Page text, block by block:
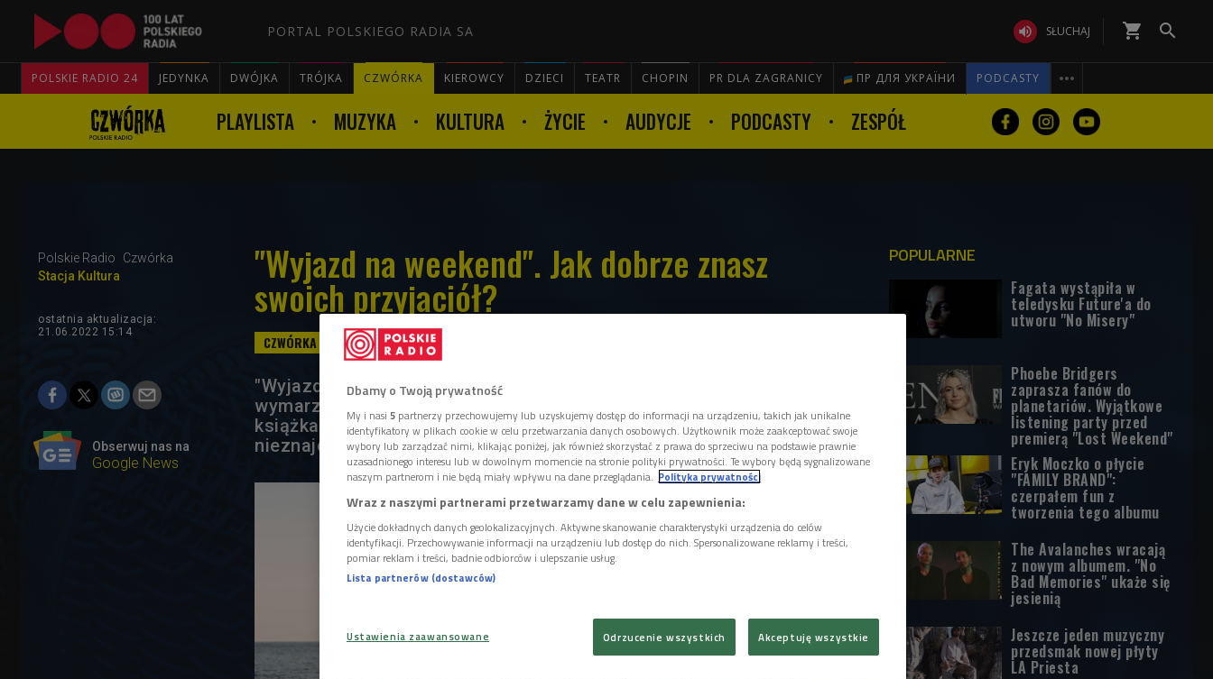
PORTAL POLSKIEGO RADIA SA  SŁUCHAJ shopping_cart 
POLSKIE RADIO 24 JEDYNKA DWÓJKA TRÓJKA CZWÓRKA KIEROWCY DZIECI TEATR CHOPIN PR DLA ZAGRANICY ПР ДЛЯ УКРАЇНИ PODCASTY 

PLAYLISTA MUZYKA KULTURA ŻYCIE AUDYCJE PODCASTY ZESPÓŁ
Polskie Radio
Czwórka
Stacja Kultura
"Wyjazd na weekend". Jak dobrze znasz
swoich przyjaciół?
ostatnia aktualizacja:
21.06.2022 15:14
Obserwuj nas na
Google News
"Wyjazd na weekend" Sarah Alderson to opowieść o
wymarzonej podróży, która zamienia się w koszmar. - To
książka o tym, że bliscy potrafią być dla nas bardzo
nieznajomi - mówiła Kinga Michalska.
POPULARNE
Fagata wystąpiła w
teledysku Future'a do
utworu "No Misery"
Phoebe Bridgers
zaprasza fanów do
planetariów. Wyjątkowe
listening party przed
premierą "Lost Weekend"
Eryk Moczko o płycie
"FAMILY BRAND":
czerpałem fun z
tworzenia tego albumu
The Avalanches wracają
z nowym albumem. "No
Bad Memories" ukaże się
jesienią
Jeszcze jeden muzyczny
przedsmak nowej płyty
LA Priesta
Dbamy o Twoją prywatność
My i nasi 5 partnerzy przechowujemy lub uzyskujemy dostęp do informacji na urządzeniu, takich jak unikalne
identyfikatory w plikach cookie w celu przetwarzania danych osobowych. Użytkownik może zaakceptować swoje
wybory lub zarządzać nimi, klikając poniżej, jak również skorzystać z prawa do sprzeciwu na podstawie prawnie
uzasadnionego interesu lub w dowolnym momencie na stronie polityki prywatności. Te wybory będą sygnalizowane
naszym partnerom i nie będą miały wpływu na dane przeglądania. Polityka prywatności
Wraz z naszymi partnerami przetwarzamy dane w celu zapewnienia:
Użycie dokładnych danych geolokalizacyjnych. Aktywne skanowanie charakterystyki urządzenia do celów
identyfikacji. Przechowywanie informacji na urządzeniu lub dostęp do nich. Spersonalizowane reklamy i treści,
pomiar reklam i treści, badnie odbiorców i ulepszanie usług.
Lista partnerów (dostawców)
Ustawienia zaawansowane Odrzucenie wszystkich Akceptuję wszystkie